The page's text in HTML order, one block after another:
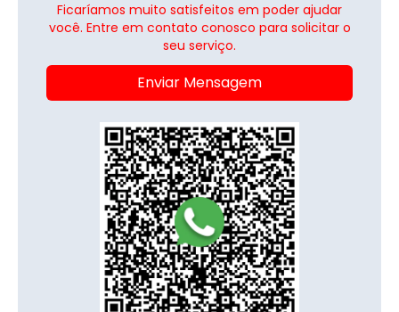
Ficaríamos muito satisfeitos em poder ajudar
você. Entre em contato conosco para solicitar o
seu serviço.
Enviar Mensagem